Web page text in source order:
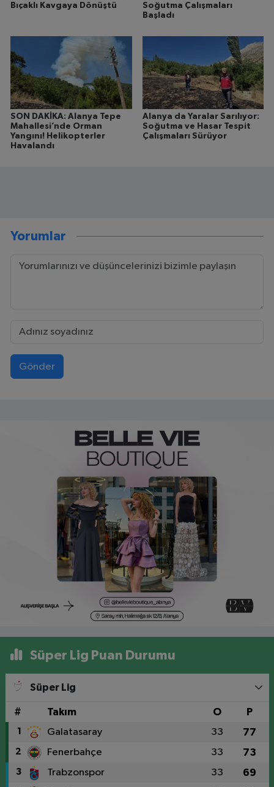
Bıçaklı Kavgaya Dönüştü
Soğutma Çalışmaları
Başladı
SON DAKİKA: Alanya Tepe
Mahallesi’nde Orman
Yangını! Helikopterler
Havalandı
Alanya da Yaralar Sarılıyor:
Soğutma ve Hasar Tespit
Çalışmaları Sürüyor
Yorumlar
Gönder
Süper Lig Puan Durumu
Süper Lig
# Takım O P
1 Galatasaray 33 77
2 Fenerbahçe 33 73
3 Trabzonspor 33 69